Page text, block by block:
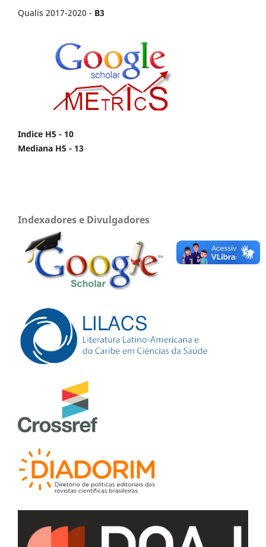
Qualis 2017-2020 - B3
Indice H5 - 10
Mediana H5 - 13
Indexadores e Divulgadores